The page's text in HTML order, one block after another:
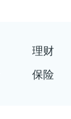
理财
保险